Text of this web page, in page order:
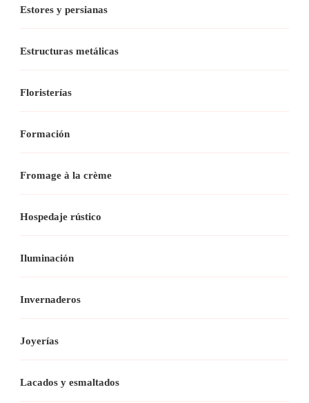
Estores y persianas
Estructuras metálicas
Floristerías
Formación
Fromage à la crème
Hospedaje rústico
Iluminación
Invernaderos
Joyerías
Lacados y esmaltados